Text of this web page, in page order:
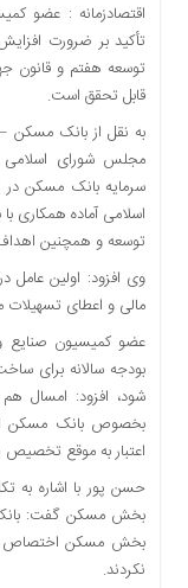
نفت
انرژی
منظقه
دسترسی
سریع
تماس
کتاب
پلیس،امنیت
جامعه
گرایی
اقتصادزمانه : عضو
تأکید بر ضرورت
توسعه هفتم و قانون
قابل تحقق است.
به نقل از بانک مسکن –
مجلس شورای اسلامی
سرمایه بانک مسکن
اسلامی آماده همکاری
توسعه و همچنین
وی افزود: اولین
مالی و اعطای
عضو کمیسیون صنایع
بودجه سالانه برای
شود، افزود: امسال
بخصوص بانک مسکن
اعتبار به موقع تخصیص
حسن پور با اشاره به
بخش مسکن اختصاص
نکردند.